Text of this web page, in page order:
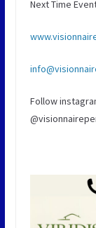
Next Time
Follow